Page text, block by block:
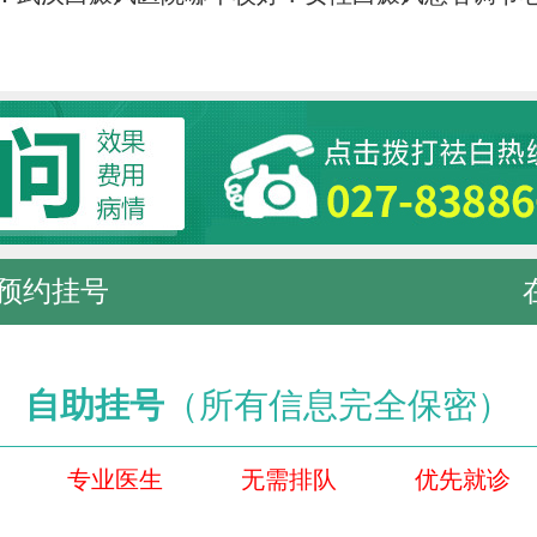
约挂号
自助挂号 （所有信息完全保密）
专业医生 无需排队 优先就诊